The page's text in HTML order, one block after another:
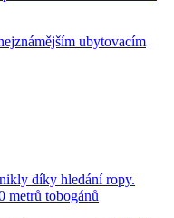
ubytovacím
díky hledání ropy.
metrů tobogánů